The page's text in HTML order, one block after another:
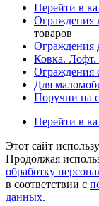
Перейти в
Ограждения
товаров
Ограждения
Ковка.
Ограждения
Для
Поручни на
Перейти в
Этот сайт
Продолжая
обработку
в соответствии с
данных.